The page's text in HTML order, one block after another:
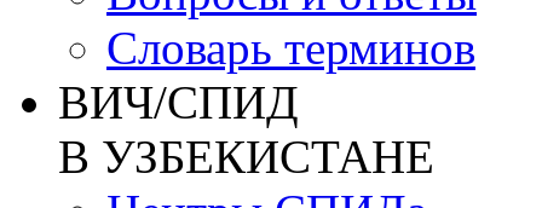
Словарь терминов
ВИЧ/СПИД
В УЗБЕКИСТАНЕ